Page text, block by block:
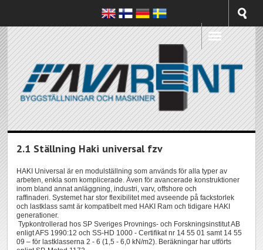
2.1 Ställning Haki universal fzv
HAKI Universal är en modulställning som används för alla typer av
arbeten, enkla som komplicerade. Även för avancerade konstruktioner
inom bland annat anläggning, industri, varv, offshore och
raffinaderi. Systemet har stor flexibilitet med avseende på fackstorlek
och lastklass samt är kompatibelt med HAKI Ram och tidigare HAKI
generationer.
Typkontrollerad hos SP Sveriges Provnings- och Forskningsinstitut AB
enligt AFS 1990:12 och SS-HD 1000 - Certifikat nr 14 55 01 samt 14 55
09 – för lastklasserna 2 - 6 (1,5 - 6,0 kN/m2). Beräkningar har utförts